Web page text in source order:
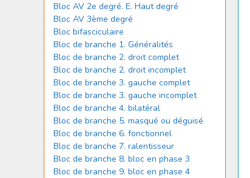
Bloc AV 2e degré. E. Haut degré
Bloc AV 3ème degré
Bloc bifasciculaire
Bloc de branche 1. Généralités
Bloc de branche 2. droit complet
Bloc de branche 2. droit incomplet
Bloc de branche 3. gauche complet
Bloc de branche 3. gauche incomplet
Bloc de branche 4. bilatéral
Bloc de branche 5. masqué ou déguisé
Bloc de branche 6. fonctionnel
Bloc de branche 7. ralentisseur
Bloc de branche 8. bloc en phase 3
Bloc de branche 9. bloc en phase 4